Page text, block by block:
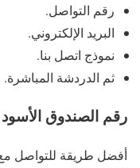
رقم التواصل.
البريد الإلكتروني.
نموذج اتصل بنا.
ثم الدردشة المباشرة.
رقم الصندوق الأسود
أفضل طريقة للتواصل